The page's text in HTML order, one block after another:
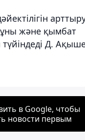
және қымбат
Д.
в Google, чтобы
новости первым